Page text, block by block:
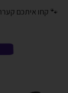
🐾 קחו איתכם